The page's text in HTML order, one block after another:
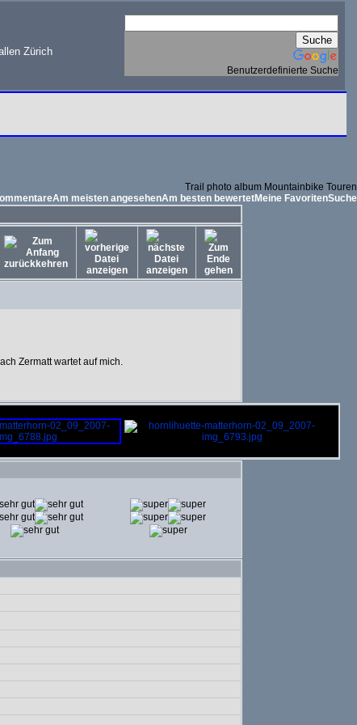
Zürich
Benutzerdefinierte Suche
Trail photo album Mountainbike Touren
Am meisten angesehenAm besten bewertetMeine FavoritenSuche
Zermatt wartet auf mich.